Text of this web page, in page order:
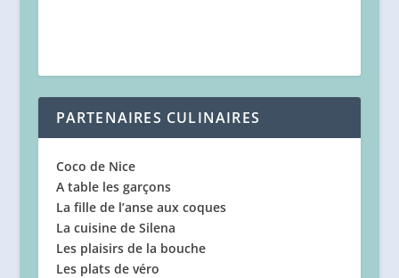
PARTENAIRES CULINAIRES
Coco de Nice
A table les garçons
La fille de l’anse aux coques
La cuisine de Silena
Les plaisirs de la bouche
Les plats de véro